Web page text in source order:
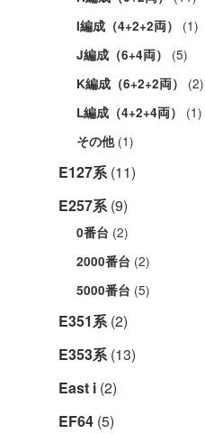
I編成（4+2+2両） (1)
J編成（6+4両） (5)
K編成（6+2+2両） (2)
L編成（4+2+4両） (1)
その他(1)
E127系(11)
E257系(9)
0番台 (2)
2000番台 (2)
5000番台 (5)
E351系(2)
E353系(13)
East i (2)
EF64 (5)